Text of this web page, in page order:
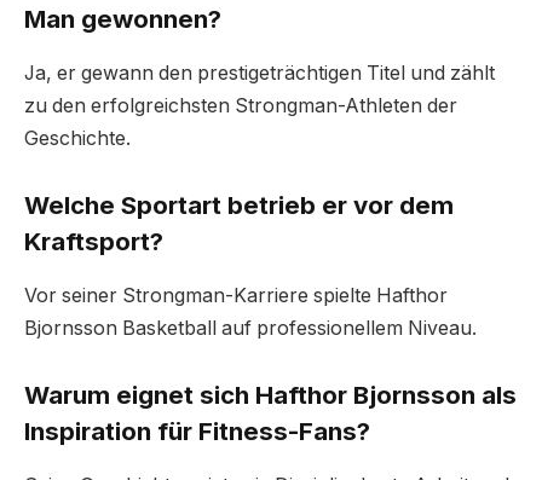
Man gewonnen?
Ja, er gewann den prestigeträchtigen Titel und zählt
zu den erfolgreichsten Strongman-Athleten der
Geschichte.
Welche Sportart betrieb er vor dem
Kraftsport?
Vor seiner Strongman-Karriere spielte Hafthor
Bjornsson Basketball auf professionellem Niveau.
Warum eignet sich Hafthor Bjornsson als
Inspiration für Fitness-Fans?